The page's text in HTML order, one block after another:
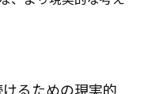
るための現実的